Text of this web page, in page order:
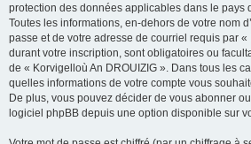
protection des données applicables dans le pays
Toutes les informations, en-dehors de votre nom
passe et de votre adresse de courriel requis par «
durant votre inscription, sont obligatoires ou
de « Korvigelloù An DROUIZIG ». Dans tous les
quelles informations de votre compte vous
De plus, vous pouvez décider de vous abonner
logiciel phpBB depuis une option disponible sur